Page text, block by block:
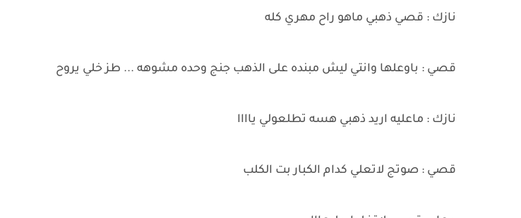
نازك : قصي ذهبي ماهو راح مهري كله
قصي : باوعلها وانتي ليش مبنده على الذهب جنج وحده مشوهه ... طز خلي يروح
نازك : ماعليه اريد ذهبي هسه تطلعولي ياااا
قصي : صوتج لاتعلي كدام الكبار بت الكلب